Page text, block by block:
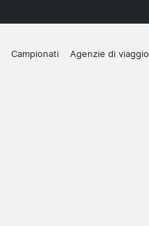
Campionati Agenzie di viaggio